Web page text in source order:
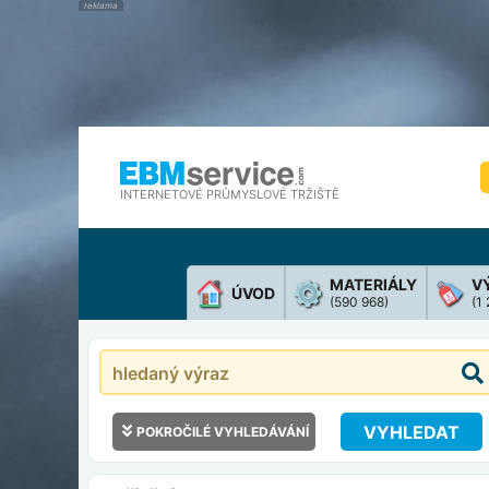
INTERNETOVÉ PRŮMYSLOVÉ TRŽIŠTĚ
ÚVOD MATERIÁLY
(590 968) (1
POKROČILÉ VYHLEDÁVÁNÍ VYHLEDAT